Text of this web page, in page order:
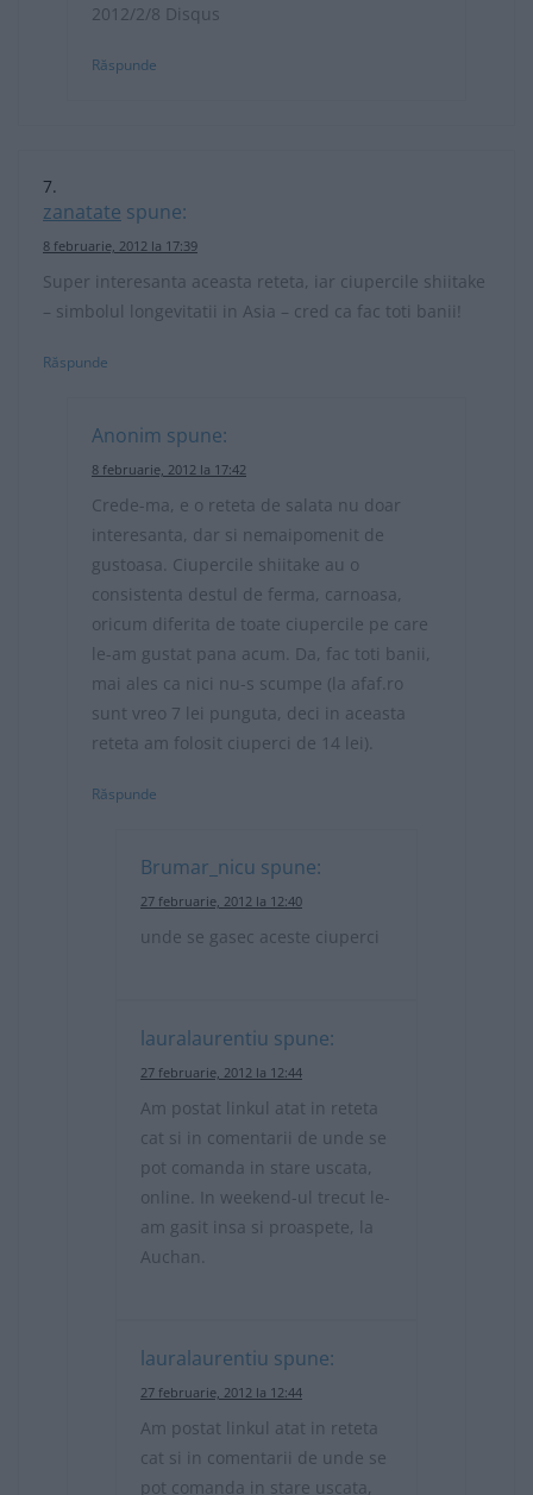
2012/2/8 Disqus
Răspunde
zanatate spune:
8 februarie, 2012 la 17:39
Super interesanta aceasta reteta, iar ciupercile shiitake
– simbolul longevitatii in Asia – cred ca fac toti banii!
Răspunde
Anonim spune:
8 februarie, 2012 la 17:42
Crede-ma, e o reteta de salata nu doar
interesanta, dar si nemaipomenit de
gustoasa. Ciupercile shiitake au o
consistenta destul de ferma, carnoasa,
oricum diferita de toate ciupercile pe care
le-am gustat pana acum. Da, fac toti banii,
mai ales ca nici nu-s scumpe (la afaf.ro
sunt vreo 7 lei punguta, deci in aceasta
reteta am folosit ciuperci de 14 lei).
Răspunde
Brumar_nicu spune:
27 februarie, 2012 la 12:40
unde se gasec aceste ciuperci
lauralaurentiu spune:
27 februarie, 2012 la 12:44
Am postat linkul atat in reteta
cat si in comentarii de unde se
pot comanda in stare uscata,
online. In weekend-ul trecut le-
am gasit insa si proaspete, la
Auchan.
lauralaurentiu spune:
27 februarie, 2012 la 12:44
Am postat linkul atat in reteta
cat si in comentarii de unde se
pot comanda in stare uscata,